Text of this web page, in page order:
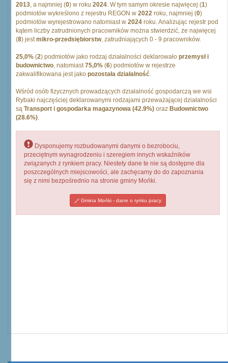
2013, a najmniej (0) w roku 2024. W tym samym okresie najwięcej (1)
podmiotów wykreślono z rejestru REGON w 2022 roku, najmniej (0)
podmiotów wyrejestrowano natomiast w 2024 roku. Analizując rejestr pod
kątem liczby zatrudnionych pracowników można stwierdzić, że najwięcej
(8) jestmikro-przedsiębiorstw, zatrudniających 0 - 9 pracowników.
25,0% (2) podmiotów jako rodzaj działalności deklarowało przemysł i
budownictwo, natomiast75,0% (6) podmiotów w rejestrze
zakwalifikowana jest jako pozostała działalność.
Wśród osób fizycznych prowadzących działalność gospodarczą we wsi
Rybaki najczęściej deklarowanymi rodzajami przeważającej działalności
są Transport i gospodarka magazynowa (42.9%) oraz Budownictwo
(28.6%).
Dysponujemy rozbudowanymi danymi o bezrobociu,
przeciętnym wynagrodzeniu i szeregiem innych wskaźników
związanych z rynkiem pracy. Niestety dane te nie są dostępne dla
poszczególnych miejscowości, ale zachęcamy do do zapoznania
się z nimi bezpośrednio na stronie gminy Mońki.
Gmina Mońki - dane o rynku pracy